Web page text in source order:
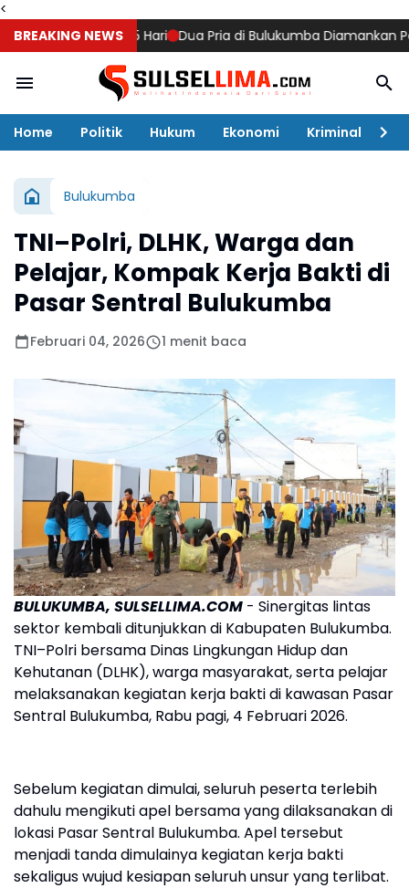
<
BREAKING NEWS
15 Hari Dua Pria di Bulukumba Diamankan Polisi,
Home Politik Hukum Ekonomi Kriminal
Bulukumba
TNI–Polri, DLHK, Warga dan
Pelajar, Kompak Kerja Bakti di
Pasar Sentral Bulukumba
Februari 04, 2026 1 menit baca
BULUKUMBA, SULSELLIMA.COM - Sinergitas lintas
sektor kembali ditunjukkan di Kabupaten Bulukumba.
TNI–Polri bersama Dinas Lingkungan Hidup dan
Kehutanan (DLHK), warga masyarakat, serta pelajar
melaksanakan kegiatan kerja bakti di kawasan Pasar
Sentral Bulukumba, Rabu pagi, 4 Februari 2026.
Sebelum kegiatan dimulai, seluruh peserta terlebih
dahulu mengikuti apel bersama yang dilaksanakan di
lokasi Pasar Sentral Bulukumba. Apel tersebut
menjadi tanda dimulainya kegiatan kerja bakti
sekaligus wujud kesiapan seluruh unsur yang terlibat.